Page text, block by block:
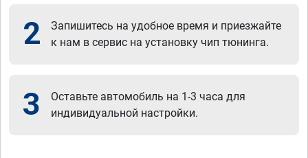
2
Запишитесь на удобное время и приезжайте
к нам в сервис на установку чип тюнинга.
3
Оставьте автомобиль на 1-3 часа для
индивидуальной настройки.